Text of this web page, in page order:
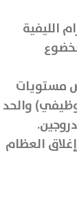
الليفية
مستويات
والحد
العظام